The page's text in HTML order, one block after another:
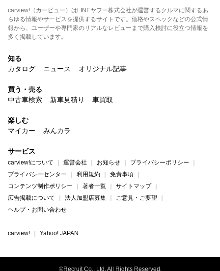
carview!（カービュー）はLINEヤフー株式会社が運営するクルマに関するあ
らゆる情報やサービスを提供するサイトです。価格やスペックなどの公式情
報から、ユーザーや専門家のリアルなレビューまで購入検討に役立つ情報を
多く掲載しています。
知る
カタログ
ニュース オリジナル記事
買う・売る
中古車検索
新車見積り 車買取
楽しむ
マイカー
みんカラ
サービス
carview!について 運営会社 お知らせ
プライバシーポリシー
プライバシーセンター
利用規約
免責事項
コンテンツ制作ポリシー
著者一覧
サイトマップ
広告掲載について
法人加盟店募集
ご意見・ご要望
ヘルプ・お問い合わせ
carview! Yahoo! JAPAN
©Recruit Co., Ltd. All Rights Reserved.